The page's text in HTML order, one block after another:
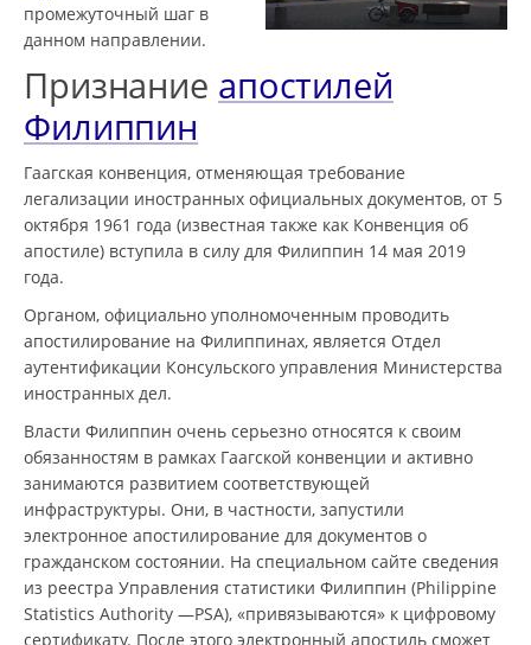
промежуточный шаг в
данном направлении.
Признание апостилей
Филиппин
Гаагская конвенция, отменяющая требование
легализации иностранных официальных документов, от 5
октября 1961 года (известная также как Конвенция об
апостиле) вступила в силу для Филиппин 14 мая 2019
года.
Органом, официально уполномоченным проводить
апостилирование на Филиппинах, является Отдел
аутентификации Консульского управления Министерства
иностранных дел.
Власти Филиппин очень серьезно относятся к своим
обязанностям в рамках Гаагской конвенции и активно
занимаются развитием соответствующей
инфраструктуры. Они, в частности, запустили
электронное апостилирование для документов о
гражданском состоянии. На специальном сайте сведения
из реестра Управления статистики Филиппин (Philippine
Statistics Authority —PSA), «привязываются» к цифровому
сертификату. После этого электронный апостиль сможет